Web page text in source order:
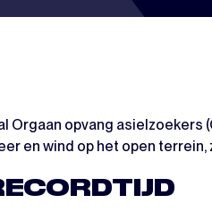
opvang asielzoekers
en wind op het open